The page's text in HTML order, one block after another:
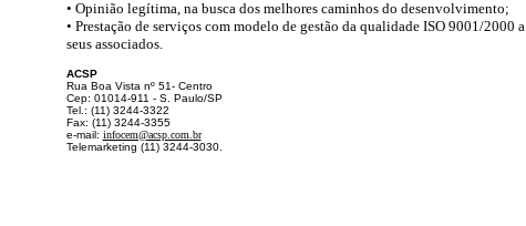
• Opinião legítima, na busca dos melhores caminhos do desenvolvimento;
• Prestação de serviços com modelo de gestão da qualidade ISO 9001/2000 a
seus associados.
ACSP
Rua Boa Vista nº 51- Centro
Cep: 01014-911 - S. Paulo/SP
Tel.: (11) 3244-3322
Fax: (11) 3244-3355
e-mail: infocem@acsp.com.br
Telemarketing (11) 3244-3030.